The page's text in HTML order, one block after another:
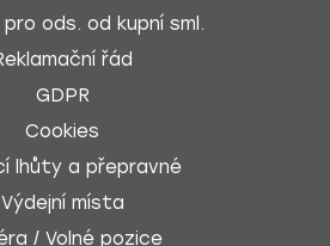
pro ods. od kupní sml.
řád
GDPR
Cookies
lhůty a přepravné
Výdejní místa
/ Volné pozice